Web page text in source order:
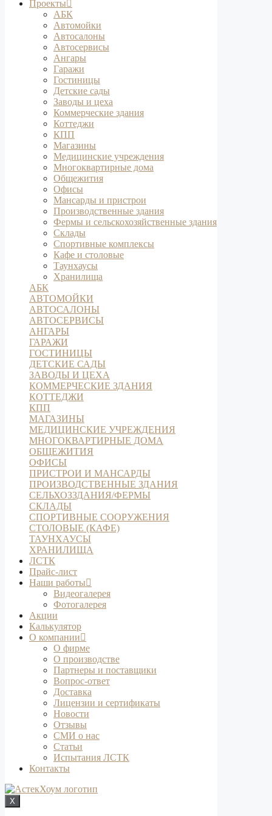
Проекты
АБК
Автомойки
Автосалоны
Автосервисы
Ангары
Гаражи
Гостиницы
Детские сады
Заводы и цеха
Коммерческие здания
Коттеджи
КПП
Магазины
Медицинские учреждения
Многоквартирные дома
Общежития
Офисы
Мансарды и пристрои
Производственные здания
Фермы и сельскохозяйственные здания
Склады
Спортивные комплексы
Кафе и столовые
Таунхаусы
Хранилища
АБК
АВТОМОЙКИ
АВТОСАЛОНЫ
АВТОСЕРВИСЫ
АНГАРЫ
ГАРАЖИ
ГОСТИНИЦЫ
ДЕТСКИЕ САДЫ
ЗАВОДЫ И ЦЕХА
КОММЕРЧЕСКИЕ ЗДАНИЯ
КОТТЕДЖИ
КПП
МАГАЗИНЫ
МЕДИЦИНСКИЕ УЧРЕЖДЕНИЯ
МНОГОКВАРТИРНЫЕ ДОМА
ОБЩЕЖИТИЯ
ОФИСЫ
ПРИСТРОИ И МАНСАРДЫ
ПРОИЗВОДСТВЕННЫЕ ЗДАНИЯ
СЕЛЬХОЗЗДАНИЯ/ФЕРМЫ
СКЛАДЫ
СПОРТИВНЫЕ СООРУЖЕНИЯ
СТОЛОВЫЕ (КАФЕ)
ТАУНХАУСЫ
ХРАНИЛИЩА
ЛСТК
Прайс-лист
Наши работы
Видеогалерея
Фотогалерея
Акции
Калькулятор
О компании
О фирме
О производстве
Партнеры и поставщики
Вопрос-ответ
Доставка
Лицензии и сертификаты
Новости
Отзывы
СМИ о нас
Статьи
Испытания ЛСТК
Контакты
X